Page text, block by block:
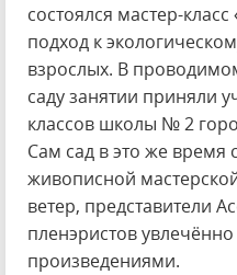
состоялся мастер-
подход к
взрослых. В
саду занятии приняли
классов школы № 2
Сам сад в это же время
живописной
ветер, представители
пленэристов
произведениями.